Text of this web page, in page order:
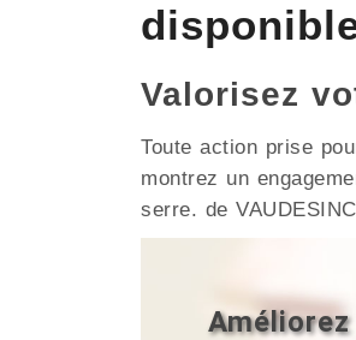
Valorisez
Toute action prise
montrez un
serre. de